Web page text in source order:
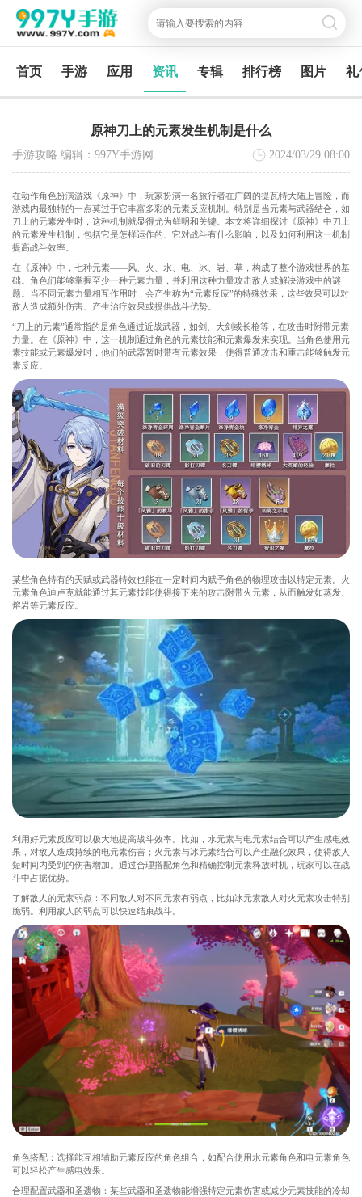
首页 手游 应用 资讯 专辑 排行榜 图片 礼
原神刀上的元素发生机制是什么
手游攻略 编辑：997Y手游网 2024/03/29 08:00
在动作角色扮演游戏《原神》中，玩家扮演一名旅行者在广阔的提瓦特大陆上冒险，而
游戏内最独特的一点莫过于它丰富多彩的元素反应机制。特别是当元素与武器结合，如
刀上的元素发生时，这种机制就显得尤为鲜明和关键。本文将详细探讨《原神》中刀上
的元素发生机制，包括它是怎样运作的、它对战斗有什么影响，以及如何利用这一机制
提高战斗效率。
在《原神》中，七种元素——风、火、水、电、冰、岩、草，构成了整个游戏世界的基
础。角色们能够掌握至少一种元素力量，并利用这种力量攻击敌人或解决游戏中的谜
题。当不同元素力量相互作用时，会产生称为“元素反应”的特殊效果，这些效果可以对
敌人造成额外伤害、产生治疗效果或提供战斗优势。
“刀上的元素”通常指的是角色通过近战武器，如剑、大剑或长枪等，在攻击时附带元素
力量。在《原神》中，这一机制通过角色的元素技能和元素爆发来实现。当角色使用元
素技能或元素爆发时，他们的武器暂时带有元素效果，使得普通攻击和重击能够触发元
素反应。
某些角色特有的天赋或武器特效也能在一定时间内赋予角色的物理攻击以特定元素。火
元素角色迪卢克就能通过其元素技能使得接下来的攻击附带火元素，从而触发如蒸发、
熔岩等元素反应。
利用好元素反应可以极大地提高战斗效率。比如，水元素与电元素结合可以产生感电效
果，对敌人造成持续的电元素伤害；火元素与冰元素结合可以产生融化效果，使得敌人
短时间内受到的伤害增加。通过合理搭配角色和精确控制元素释放时机，玩家可以在战
斗中占据优势。
了解敌人的元素弱点：不同敌人对不同元素有弱点，比如冰元素敌人对火元素攻击特别
脆弱。利用敌人的弱点可以快速结束战斗。
角色搭配：选择能互相辅助元素反应的角色组合，如配合使用水元素角色和电元素角色
可以轻松产生感电效果。
合理配置武器和圣遗物：某些武器和圣遗物能增强特定元素伤害或减少元素技能的冷却